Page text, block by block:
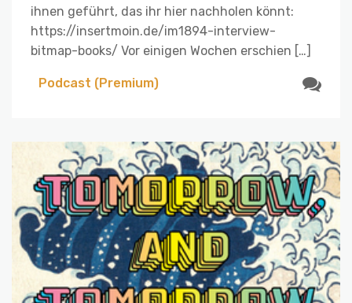
ihnen geführt, das ihr hier nachholen könnt:
https://insertmoin.de/im1894-interview-
bitmap-books/ Vor einigen Wochen erschien […]
Podcast (Premium)